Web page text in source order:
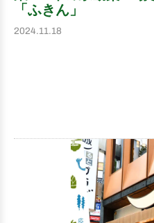
「ふきん」
2024.11.18